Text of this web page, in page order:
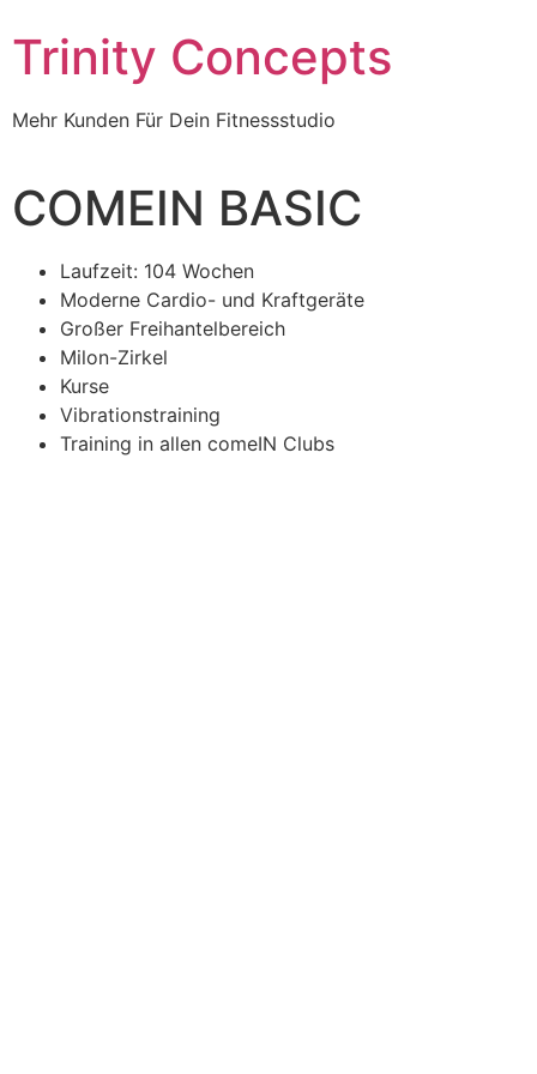
Trinity Concepts
Mehr Kunden Für Dein Fitnessstudio
COMEIN BASIC
Laufzeit: 104 Wochen
Moderne Cardio- und Kraftgeräte
Großer Freihantelbereich
Milon-Zirkel
Kurse
Vibrationstraining
Training in allen comeIN Clubs